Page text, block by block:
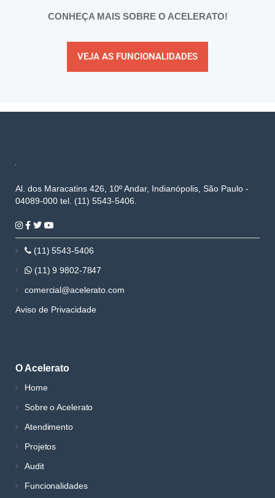
CONHEÇA MAIS SOBRE O ACELERATO!
VEJA AS FUNCIONALIDADES
Al. dos Maracatins 426, 10º Andar, Indianópolis, São Paulo -
04089-000 tel. (11) 5543-5406.
(11) 5543-5406
(11) 9 9802-7847
comercial@acelerato.com
Aviso de Privacidade
O Acelerato
Home
Sobre o Acelerato
Atendimento
Projetos
Audit
Funcionalidades